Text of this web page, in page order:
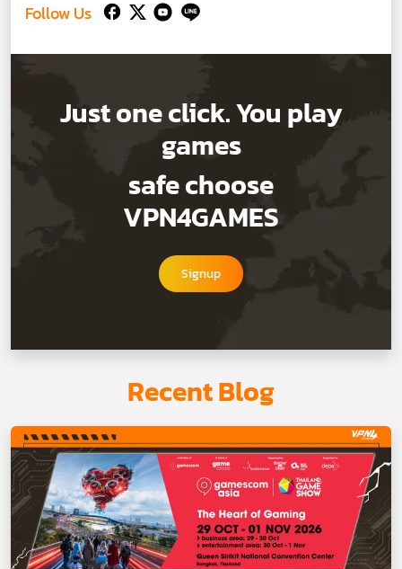
Follow Us
Just one click. You play
games
safe choose
VPN4GAMES
Signup
Recent Blog